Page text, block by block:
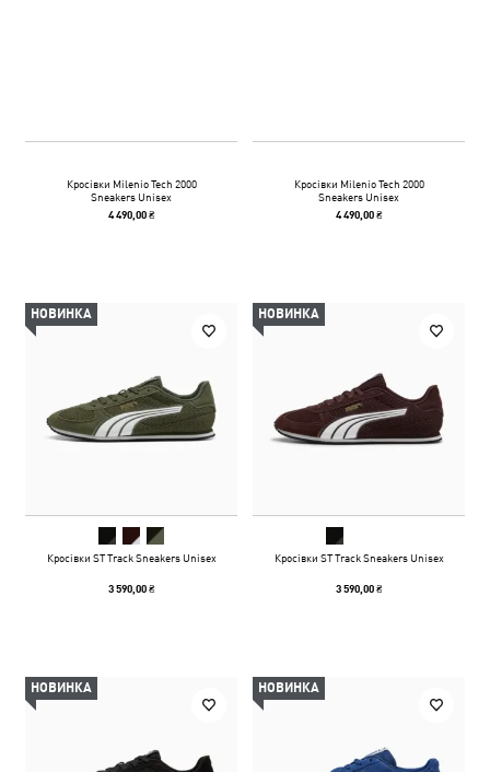
Кросівки Milenio Tech 2000
Sneakers Unisex
4 490,00 ₴
Кросівки Milenio Tech 2000
Sneakers Unisex
4 490,00 ₴
НОВИНКА
Кросівки ST Track Sneakers Unisex
3 590,00 ₴
НОВИНКА
Кросівки ST Track Sneakers Unisex
3 590,00 ₴
НОВИНКА НОВИНКА